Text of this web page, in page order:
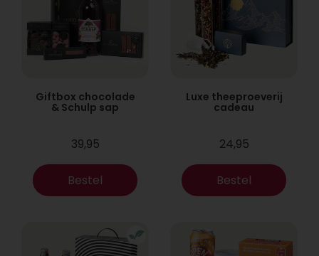
Giftbox chocolade
& Schulp sap
39,95
Bestel
Luxe theeproeverij
cadeau
24,95
Bestel